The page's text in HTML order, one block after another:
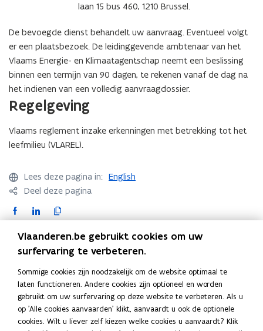
t
n
n
e
u
w
e
t
e
)
laan 15 bus 460, 1210 Brussel.
De bevoegde dienst behandelt uw aanvraag. Eventueel volgt
er een plaatsbezoek. De leidinggevende ambtenaar van het
Vlaams Energie- en Klimaatagentschap neemt een beslissing
binnen een termijn van 90 dagen, te rekenen vanaf de dag na
het indienen van een volledig aanvraagdossier.
Regelgeving
Vlaams reglement inzake erkenningen met betrekking tot het
leefmilieu (VLAREL).
Lees deze pagina in: English
Deel deze pagina
F
a
L
i
n
k
d
i
n
o
K
o
p
i
e
r
l
i
Contact
Vraag over de inhoud op deze pagina? Stel uw vraag via
hetcontactformulier van het Vlaams Energie- en
Klimaatagentschap
(
o
.
Vlaanderen.be gebruikt cookies om uw
surfervaring te verbeteren.
Sommige cookies zijn noodzakelijk om de website optimaal te
laten functioneren. Andere cookies zijn optioneel en worden
gebruikt om uw surfervaring op deze website te verbeteren. Als u
op 'Alle cookies aanvaarden' klikt, aanvaardt u ook de optionele
cookies. Wilt u liever zelf kiezen welke cookies u aanvaardt? Klik